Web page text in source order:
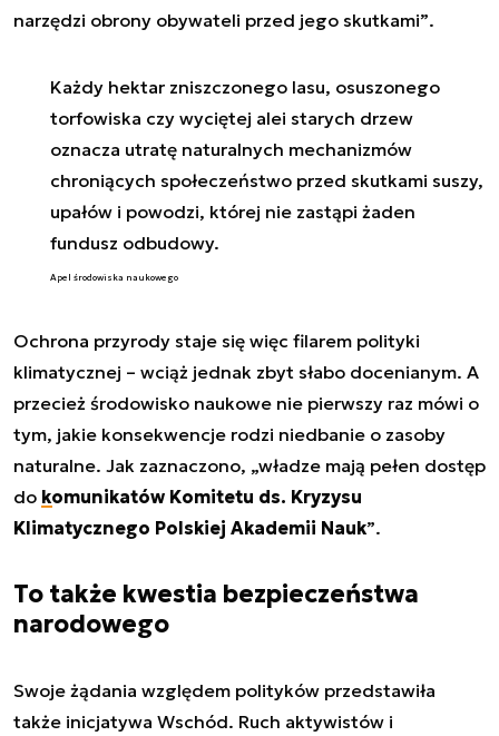
narzędzi obrony obywateli przed jego skutkami”.
Każdy hektar zniszczonego lasu, osuszonego
torfowiska czy wyciętej alei starych drzew
oznacza utratę naturalnych mechanizmów
chroniących społeczeństwo przed skutkami suszy,
upałów i powodzi, której nie zastąpi żaden
fundusz odbudowy.
Apel środowiska naukowego
Ochrona przyrody staje się więc filarem polityki
klimatycznej – wciąż jednak zbyt słabo docenianym. A
przecież środowisko naukowe nie pierwszy raz mówi o
tym, jakie konsekwencje rodzi niedbanie o zasoby
naturalne. Jak zaznaczono, „władze mają pełen dostęp
do komunikatów Komitetu ds. Kryzysu
Klimatycznego Polskiej Akademii Nauk”.
To także kwestia bezpieczeństwa
narodowego
Swoje żądania względem polityków przedstawiła
także inicjatywa Wschód. Ruch aktywistów i